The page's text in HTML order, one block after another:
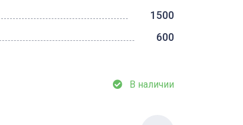
1500
600
В наличии